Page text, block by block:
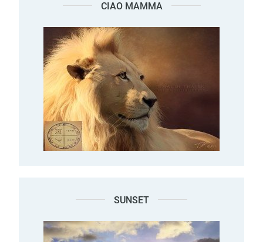
CIAO MAMMA
SUNSET